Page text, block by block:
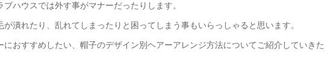
ハウスでは外す事がマナーだったりします。
潰れたり、乱れてしまったりと困ってしまう事もいらっしゃると思います。
おすすめしたい、帽子のデザイン別ヘアーアレンジ方法についてご紹介していきた